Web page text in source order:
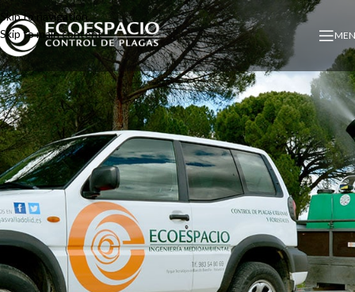
Skip to navigation
Skip to main content